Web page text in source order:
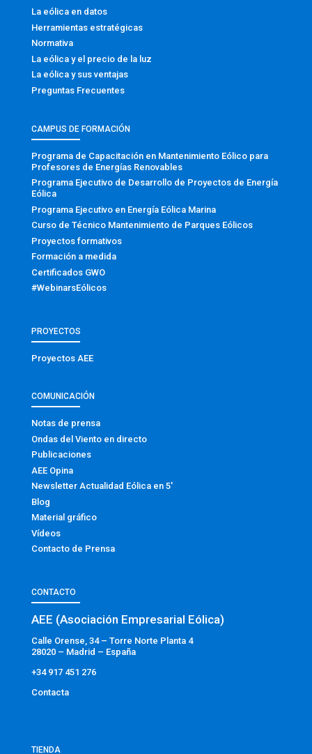
La eólica en datos
Herramientas estratégicas
Normativa
La eólica y el precio de la luz
La eólica y sus ventajas
Preguntas Frecuentes
CAMPUS DE FORMACIÓN
Programa de Capacitación en Mantenimiento Eólico para
Profesores de Energías Renovables
Programa Ejecutivo de Desarrollo de Proyectos de Energía
Eólica
Programa Ejecutivo en Energía Eólica Marina
Curso de Técnico Mantenimiento de Parques Eólicos
Proyectos formativos
Formación a medida
Certificados GWO
#WebinarsEólicos
PROYECTOS
Proyectos AEE
COMUNICACIÓN
Notas de prensa
Ondas del Viento en directo
Publicaciones
AEE Opina
Newsletter Actualidad Eólica en 5′
Blog
Material gráfico
Vídeos
Contacto de Prensa
CONTACTO
AEE (Asociación Empresarial Eólica)
Calle Orense, 34 – Torre Norte Planta 4
28020 – Madrid – España
+34 917 451 276
Contacta
TIENDA